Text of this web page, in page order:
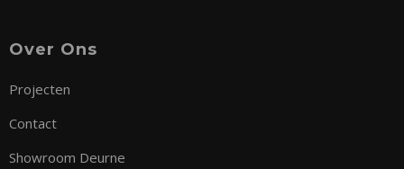
Over Ons
Projecten
Contact
Showroom Deurne